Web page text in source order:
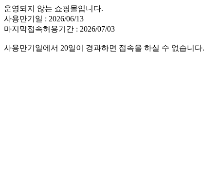
운영되지 않는 쇼핑몰입니다.
사용만기일 : 2026/06/13
마지막접속허용기간 : 2026/07/03
사용만기일에서 20일이 경과하면 접속을 하실 수 없습니다.